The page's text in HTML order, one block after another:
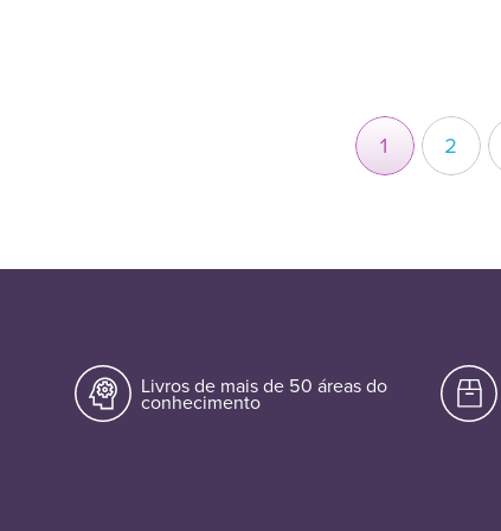
1 2
Livros de mais de 50 áreas do
conhecimento